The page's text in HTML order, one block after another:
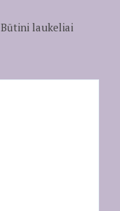
Būtini laukeliai